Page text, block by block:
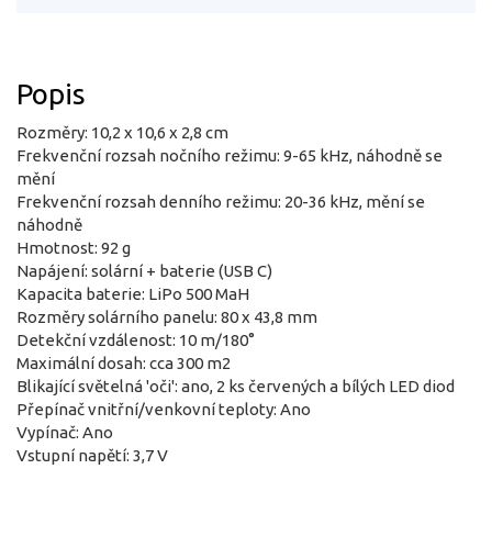
Popis
Rozměry: 10,2 x 10,6 x 2,8 cm
Frekvenční rozsah nočního režimu: 9-65 kHz, náhodně se
mění
Frekvenční rozsah denního režimu: 20-36 kHz, mění se
náhodně
Hmotnost: 92 g
Napájení: solární + baterie (USB C)
Kapacita baterie: LiPo 500 MaH
Rozměry solárního panelu: 80 x 43,8 mm
Detekční vzdálenost: 10 m/180°
Maximální dosah: cca 300 m2
Blikající světelná 'oči': ano, 2 ks červených a bílých LED diod
Přepínač vnitřní/venkovní teploty: Ano
Vypínač: Ano
Vstupní napětí: 3,7 V